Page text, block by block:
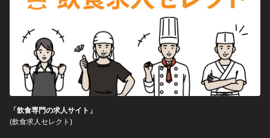
「飲食専門の求人サイト」
(飲食求人セレクト)